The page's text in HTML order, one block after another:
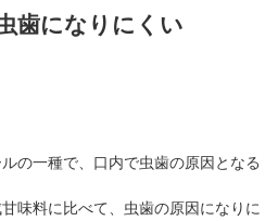
歯になりにくい
の一種で、口内で虫歯の原因となる
味料に比べて、虫歯の原因になりに
との併用はできません
利用方法はこちら >>